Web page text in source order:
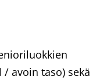
avoin taso) sekä